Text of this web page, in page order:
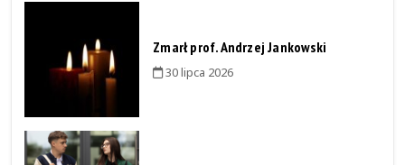
Zmarł prof. Andrzej Jankowski
30 lipca 2026